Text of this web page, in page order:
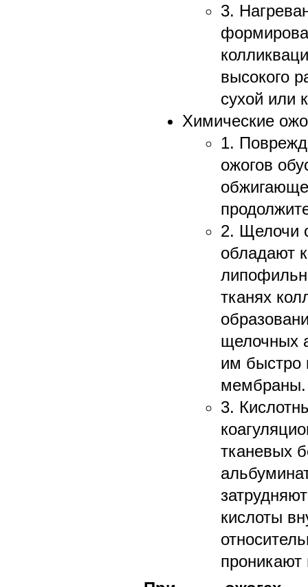
3.
высокого
сухой или
Химические
1.
ожогов
2. Щелочи
обладают
тканях
щелочных
им быстро
мембраны.
3.
тканевых
кислоты
проникают